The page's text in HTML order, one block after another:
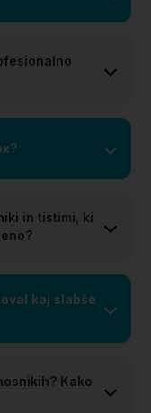
in tistimi, ki
kaj slabše
Kako